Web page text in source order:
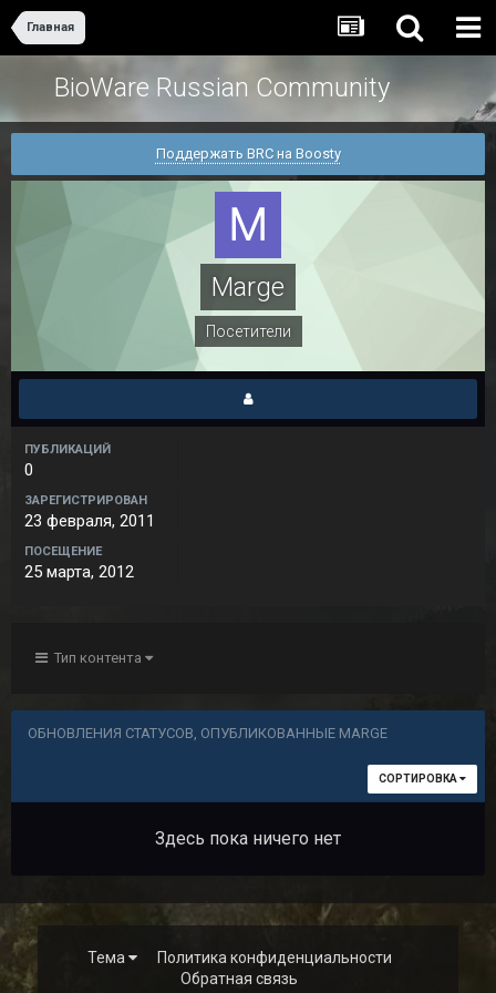
Главная
BioWare Russian Community
Поддержать BRC на Boosty
Marge
Посетители
ПУБЛИКАЦИЙ
0
ЗАРЕГИСТРИРОВАН
23 февраля, 2011
ПОСЕЩЕНИЕ
25 марта, 2012
Тип контента
ОБНОВЛЕНИЯ СТАТУСОВ, ОПУБЛИКОВАННЫЕ MARGE
СОРТИРОВКА
Здесь пока ничего нет
Тема
Политика конфиденциальности
Обратная связь